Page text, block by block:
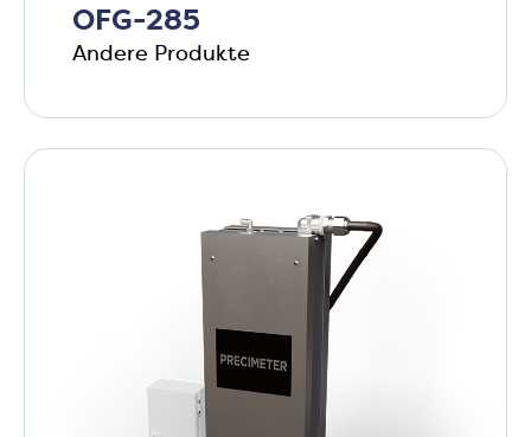
OFG-285
Andere Produkte